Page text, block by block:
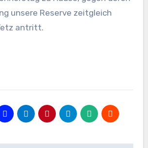
unsere Reserve zeitgleich
antritt.